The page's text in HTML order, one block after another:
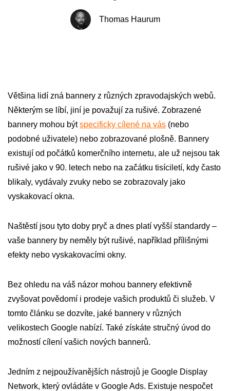
Thomas Haurum
Většina lidí zná bannery z různých zpravodajských webů.
Některým se líbí, jiní je považují za rušivé. Zobrazené
bannery mohou býtspecificky cílené na vás (nebo
podobné uživatele) nebo zobrazované plošně. Bannery
existují od počátků komerčního internetu, ale už nejsou tak
rušivé jako v 90. letech nebo na začátku tisíciletí, kdy často
blikaly, vydávaly zvuky nebo se zobrazovaly jako
vyskakovací okna.
Naštěstí jsou tyto doby pryč a dnes platí vyšší standardy –
vaše bannery by neměly být rušivé, například přílišnými
efekty nebo vyskakovacími okny.
Bez ohledu na váš názor mohou bannery efektivně
zvyšovat povědomí i prodeje vašich produktů či služeb. V
tomto článku se dozvíte, jaké bannery v různých
velikostech Google nabízí. Také získáte stručný úvod do
možností cílení vašich nových bannerů.
Jedním z nejpoužívanějších nástrojů je Google Display
Network, který ovládáte v Google Ads. Existuje nespočet